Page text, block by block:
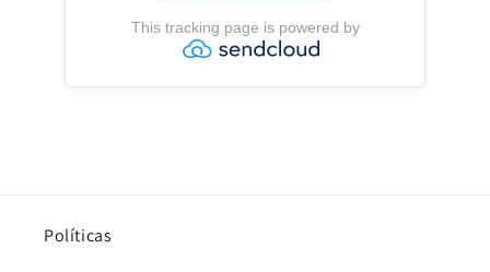
Políticas